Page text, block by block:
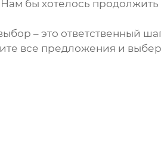
бы хотелось продолжить
– это ответственный
все предложения и